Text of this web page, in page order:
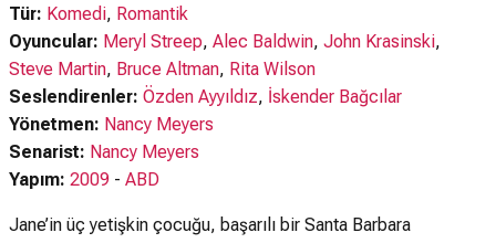
Tür: Komedi, Romantik
Oyuncular: Meryl Streep, Alec Baldwin, John Krasinski,
Steve Martin, Bruce Altman, Rita Wilson
Seslendirenler: Özden Ayyıldız, İskender Bağcılar
Yönetmen: Nancy Meyers
Senarist: Nancy Meyers
Yapım: 2009 - ABD
Jane’in üç yetişkin çocuğu, başarılı bir Santa Barbara